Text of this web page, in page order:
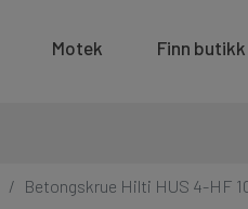
Motek Finn butikk
Betongskrue Hilti HUS 4-HF